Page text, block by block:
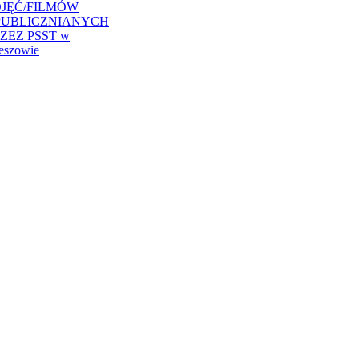
FILMÓW
PSST w